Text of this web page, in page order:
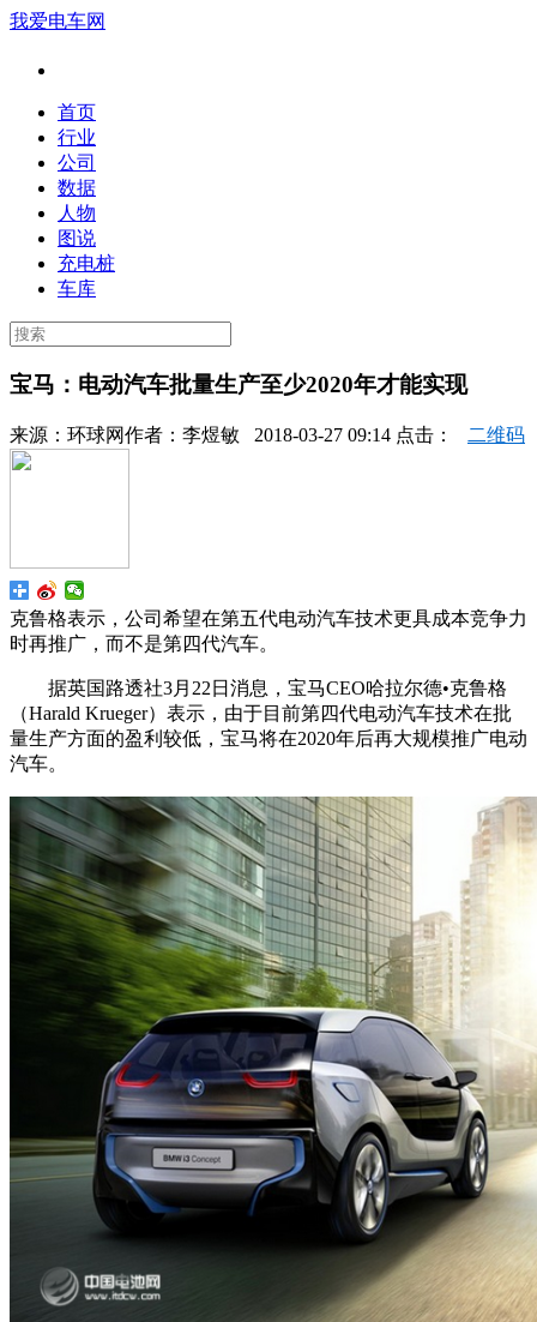
我爱电车网
首页
行业
公司
数据
人物
图说
充电桩
车库
宝马：电动汽车批量生产至少2020年才能实现
来源： 环球网作者： 李煜敏 2018-03-27 09:14 点击： 二维码
克鲁格表示，公司希望在第五代电动汽车技术更具成本竞争力
时再推广，而不是第四代汽车。
据英国路透社3月22日消息，宝马CEO哈拉尔德•克鲁格
（Harald Krueger）表示，由于目前第四代电动汽车技术在批
量生产方面的盈利较低，宝马将在2020年后再大规模推广电动
汽车。